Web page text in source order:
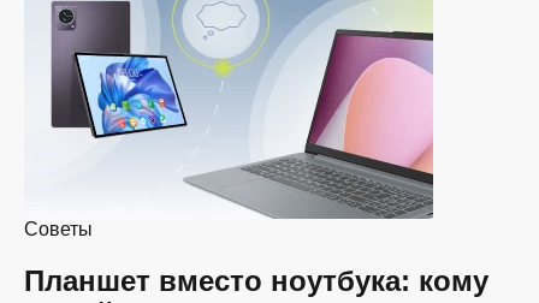
Советы
Планшет вместо ноутбука: кому